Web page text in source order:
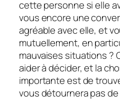
cette personne si elle
vous encore une
agréable avec elle, et
mutuellement, en
mauvaises situations ?
aider à décider, et la
importante est de
vous détournera pas